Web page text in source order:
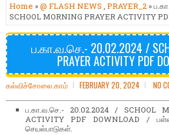
Home »@ FLASH NEWS , PRAYER_2 »
SCHOOL MORNING PRAYER ACTIVITY
ப.கா.வ.செ.- 20.02.2024 /
PRAYER ACTIVITY PDF
கல்விச்சோலை.காம் FEBRUARY 20, 2024 NO
ப.கா.வ.செ.- 20.02.2024 / SCHOOL
ACTIVITY PDF DOWNLOAD /
செயல்பாடுகள்.